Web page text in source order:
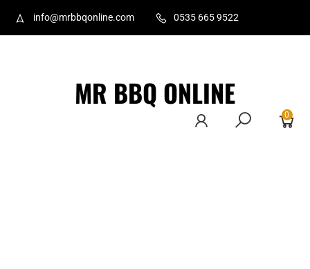
info@mrbbqonline.com 0535 665 9522
MR BBQ ONLINE
0